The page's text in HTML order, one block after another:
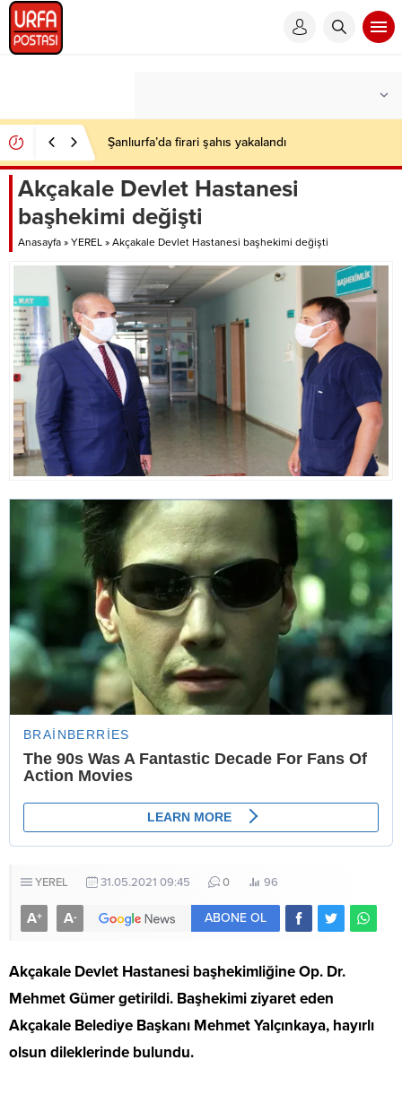
Şanlıurfa’da firari şahıs yakalandı
Akçakale Devlet Hastanesi
başhekimi değişti
Anasayfa » YEREL » Akçakale Devlet Hastanesi başhekimi değişti
YEREL 31.05.2021 09:45 0 96
A+ A- ABONE OL
Akçakale Devlet Hastanesi başhekimliğine Op. Dr.
Mehmet Gümer getirildi. Başhekimi ziyaret eden
Akçakale Belediye Başkanı Mehmet Yalçınkaya, hayırlı
olsun dileklerinde bulundu.